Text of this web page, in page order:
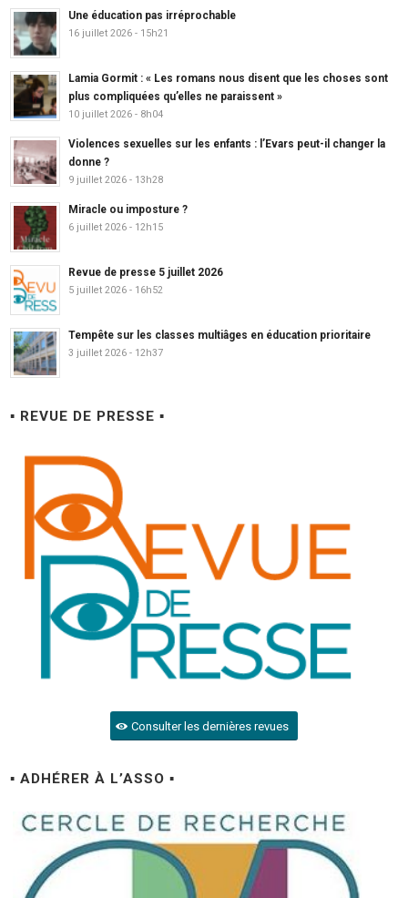
Une éducation pas irréprochable
16 juillet 2026 - 15h21
Lamia Gormit : « Les romans nous disent que les choses sont
plus compliquées qu’elles ne paraissent »
10 juillet 2026 - 8h04
Violences sexuelles sur les enfants : l’Evars peut-il changer la
donne ?
9 juillet 2026 - 13h28
Miracle ou imposture ?
6 juillet 2026 - 12h15
Revue de presse 5 juillet 2026
5 juillet 2026 - 16h52
Tempête sur les classes multiâges en éducation prioritaire
3 juillet 2026 - 12h37
▪ REVUE DE PRESSE ▪
Consulter les dernières revues
▪ ADHÉRER À L’ASSO ▪